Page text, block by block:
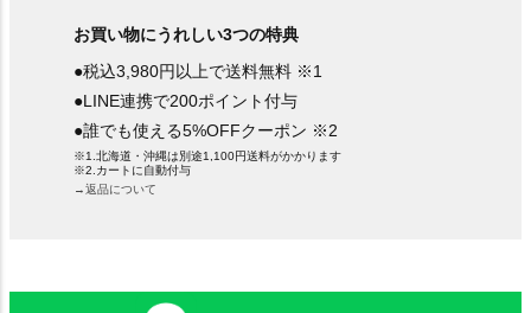
お買い物にうれしい3つの特典
●税込3,980円以上で送料無料 ※1
●LINE連携で200ポイント付与
●誰でも使える5%OFFクーポン ※2
※1.北海道・沖縄は別途1,100円送料がかかります
※2.カートに自動付与
→返品について